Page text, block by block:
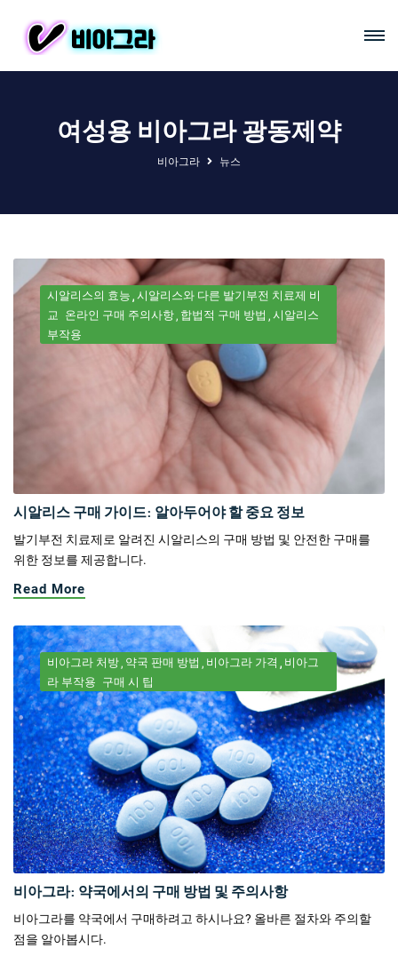
여성용 비아그라 광동제약
비아그라 뉴스
시알리스의 효능 시알리스와 다른 발기부전 치료제 비
교 온라인 구매 주의사항 합법적 구매 방법 시알리스
부작용
시알리스 구매 가이드: 알아두어야 할 중요 정보
발기부전 치료제로 알려진 시알리스의 구매 방법 및 안전한 구매를
위한 정보를 제공합니다.
Read More
비아그라 처방 약국 판매 방법 비아그라 가격
비아그
라 부작용 구매 시 팁
비아그라: 약국에서의 구매 방법 및 주의사항
비아그라를 약국에서 구매하려고 하시나요? 올바른 절차와 주의할
점을 알아봅시다.